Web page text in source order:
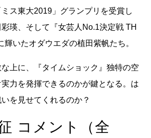
ス東大2019」グランプリを受賞し
瑛、そして『女芸人No.1決定戦 TH
輝いたオダウエダの植田紫帆たち。
上に、『タイムショック』独特の空
力を発揮できるのかが鍵となる。は
を見せてくれるのか？
コメント（全